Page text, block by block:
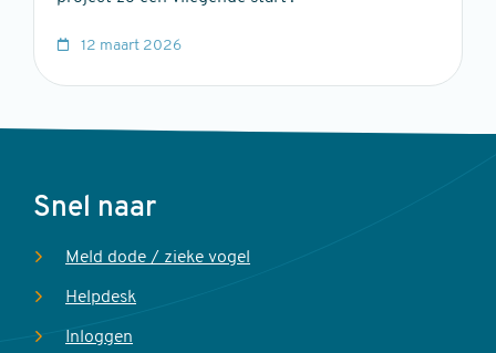
12 maart 2026
Voet
Snel naar
Meld dode / zieke vogel
Helpdesk
Inloggen